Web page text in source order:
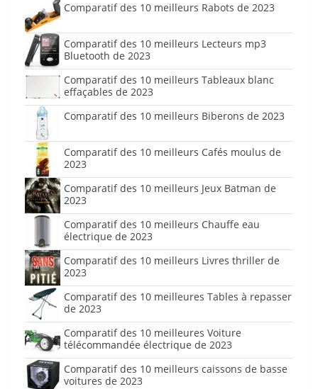
Comparatif des 10 meilleurs Rabots de 2023
Comparatif des 10 meilleurs Lecteurs mp3
Bluetooth de 2023
Comparatif des 10 meilleurs Tableaux blanc
effaçables de 2023
Comparatif des 10 meilleurs Biberons de 2023
Comparatif des 10 meilleurs Cafés moulus de
2023
Comparatif des 10 meilleurs Jeux Batman de
2023
Comparatif des 10 meilleurs Chauffe eau
électrique de 2023
Comparatif des 10 meilleurs Livres thriller de
2023
Comparatif des 10 meilleures Tables à repasser
de 2023
Comparatif des 10 meilleures Voiture
télécommandée électrique de 2023
Comparatif des 10 meilleurs caissons de basse
voitures de 2023